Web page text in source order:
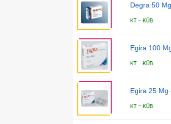
Degra 50
KT - KÜB
Egira 100
KT - KÜB
Egira 25 Mg
KT - KÜB